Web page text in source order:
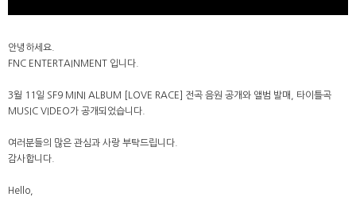
안녕하세요.
FNC ENTERTAINMENT 입니다.
3월 11일 SF9 MINI ALBUM [LOVE RACE] 전곡 음원 공개와 앨범 발매, 타이틀곡
MUSIC VIDEO가 공개되었습니다.
여러분들의 많은 관심과 사랑 부탁드립니다.
감사합니다.
Hello,